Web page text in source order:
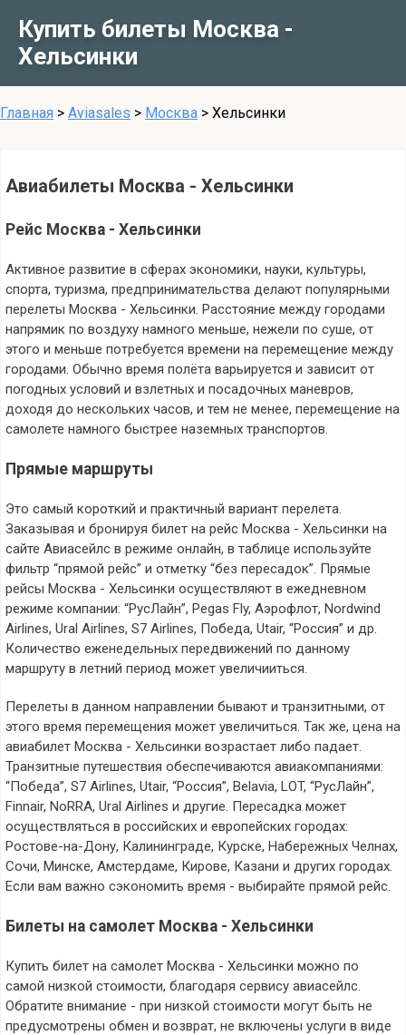
Купить билеты Москва -
Хельсинки
Главная > Aviasales > Москва > Хельсинки
Авиабилеты Москва - Хельсинки
Рейс Москва - Хельсинки
Активное развитие в сферах экономики, науки, культуры,
спорта, туризма, предпринимательства делают популярными
перелеты Москва - Хельсинки. Расстояние между городами
напрямик по воздуху намного меньше, нежели по суше, от
этого и меньше потребуется времени на перемещение между
городами. Обычно время полёта варьируется и зависит от
погодных условий и взлетных и посадочных маневров,
доходя до нескольких часов, и тем не менее, перемещение на
самолете намного быстрее наземных транспортов.
Прямые маршруты
Это самый короткий и практичный вариант перелета.
Заказывая и бронируя билет на рейс Москва - Хельсинки на
сайте Авиасейлс в режиме онлайн, в таблице используйте
фильтр “прямой рейс” и отметку “без пересадок”. Прямые
рейсы Москва - Хельсинки осуществляют в ежедневном
режиме компании: “РусЛайн”, Pegas Fly, Аэрофлот, Nordwind
Airlines, Ural Airlines, S7 Airlines, Победа, Utair, “Россия” и др.
Количество еженедельных передвижений по данному
маршруту в летний период может увеличииться.
Перелеты в данном направлении бывают и транзитными, от
этого время перемещения может увеличиться. Так же, цена на
авиабилет Москва - Хельсинки возрастает либо падает.
Транзитные путешествия обеспечиваются авиакомпаниями:
“Победа”, S7 Airlines, Utair, “Россия”, Belavia, LOT, “РусЛайн”,
Finnair, NoRRA, Ural Airlines и другие. Пересадка может
осуществляться в российских и европейских городах:
Ростове-на-Дону, Калининграде, Курске, Набережных Челнах,
Сочи, Минске, Амстердаме, Кирове, Казани и других городах.
Если вам важно сэкономить время - выбирайте прямой рейс.
Билеты на самолет Москва - Хельсинки
Купить билет на самолет Москва - Хельсинки можно по
самой низкой стоимости, благодаря сервису авиасейлс.
Обратите внимание - при низкой стоимости могут быть не
предусмотрены обмен и возврат, не включены услуги в виде